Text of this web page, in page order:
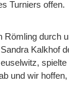
Turniers offen.
durch
Kalkhof
und wir